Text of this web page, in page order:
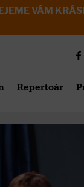
VÁM
Repertoár